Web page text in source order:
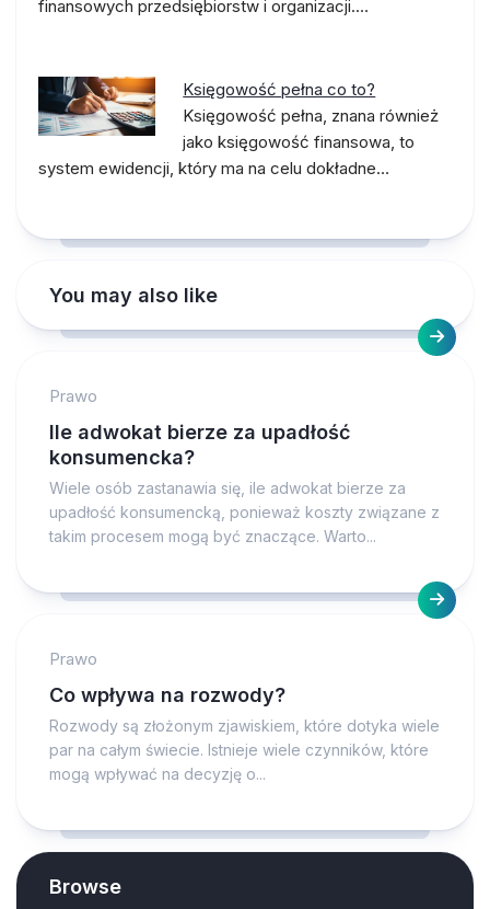
finansowych przedsiębiorstw i organizacji.…
Księgowość pełna co to?
Księgowość pełna, znana również
jako księgowość finansowa, to
system ewidencji, który ma na celu dokładne…
You may also like
Prawo
Ile adwokat bierze za upadłość
konsumencka?
Wiele osób zastanawia się, ile adwokat bierze za
upadłość konsumencką, ponieważ koszty związane z
takim procesem mogą być znaczące. Warto...
Prawo
Co wpływa na rozwody?
Rozwody są złożonym zjawiskiem, które dotyka wiele
par na całym świecie. Istnieje wiele czynników, które
mogą wpływać na decyzję o...
Browse